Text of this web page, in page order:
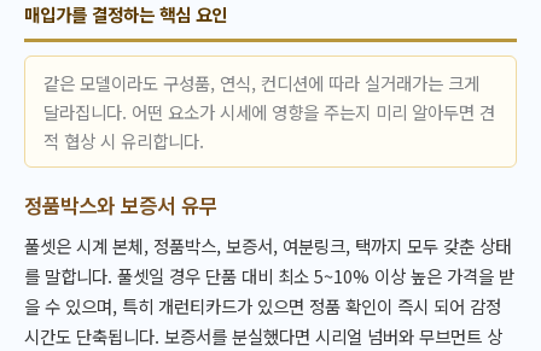
매입가를 결정하는 핵심 요인
같은 모델이라도 구성품, 연식, 컨디션에 따라 실거래가는 크게
달라집니다. 어떤 요소가 시세에 영향을 주는지 미리 알아두면 견
적 협상 시 유리합니다.
정품박스와 보증서 유무
풀셋은 시계 본체, 정품박스, 보증서, 여분링크, 택까지 모두 갖춘 상태
를 말합니다. 풀셋일 경우 단품 대비 최소 5~10% 이상 높은 가격을 받
을 수 있으며, 특히 개런티카드가 있으면 정품 확인이 즉시 되어 감정
시간도 단축됩니다. 보증서를 분실했다면 시리얼 넘버와 무브먼트 상